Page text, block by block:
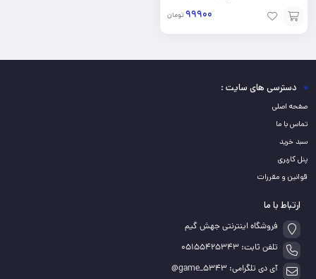
۹۹۹۰۰ تومان
افزودن
به
دسترسی های سایت :
صفحه اصلی
تماس با ما
سبد خرید
پنل کاربری
قوانین و مقررات
ارتباط با ما
فروشگاه اینترنتی جهش گیم
تلفن ثابت: 05155425343
آی دی تلگرامی: game_5343@